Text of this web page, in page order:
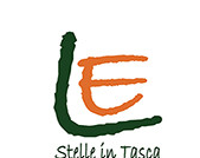
contenuto
(premi
invio)